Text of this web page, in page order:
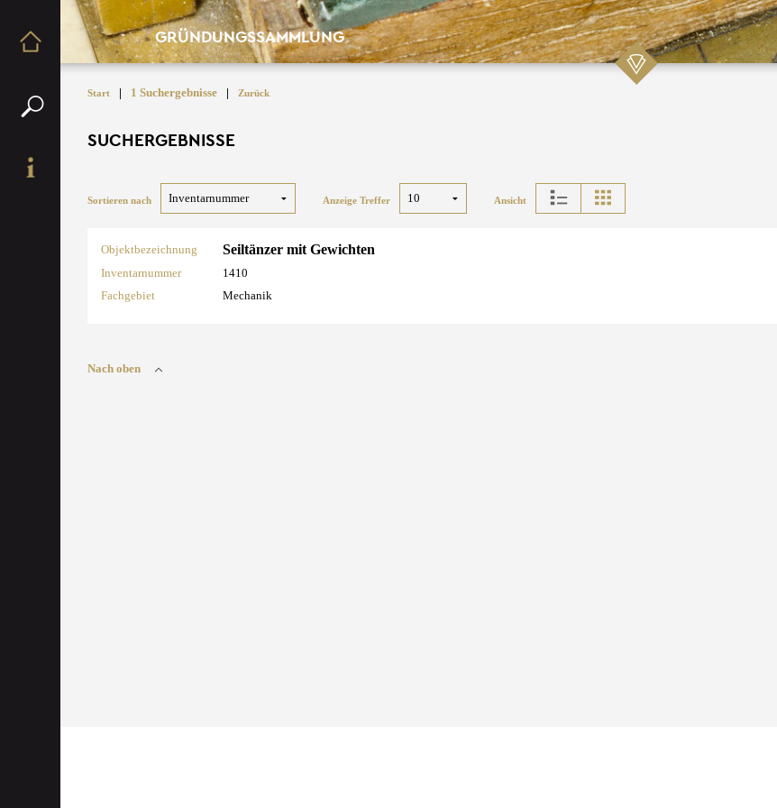
GRÜNDUNGSSAMMLUNG
Start | 1 Suchergebnisse | Zurück
SUCHERGEBNISSE
Sortieren nach Anzeige Treffer Ansicht
Objektbezeichnung Seiltänzer mit Gewichten
Inventarnummer
1410
Fachgebiet
Mechanik
Nach oben